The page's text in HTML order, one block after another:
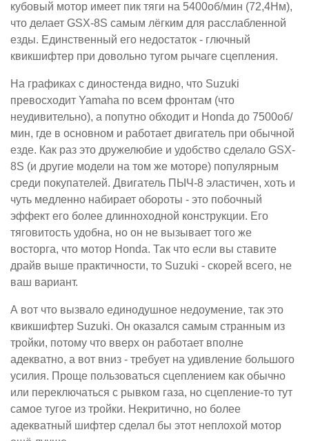
кубовый мотор имеет пик тяги на 5400об/мин (72,4Нм),
что делает GSX-8S самым лёгким для расслабленной
езды. Единственный его недостаток - глючный
квикшифтер при довольно тугом рычаге сцепления.
На графиках с диностенда видно, что Suzuki
превосходит Yamaha по всем фронтам (что
неудивительно), а попутно обходит и Honda до 7500об/
мин, где в основном и работает двигатель при обычной
езде. Как раз это дружелюбие и удобство сделало GSX-
8S (и другие модели на том же моторе) популярным
среди покупателей. Двигатель ПЫЧ-8 эластичен, хоть и
чуть медленно набирает обороты - это побочный
эффект его более длинноходной конструкции. Его
тяговитость удобна, но он не вызывает того же
восторга, что мотор Honda. Так что если вы ставите
драйв выше практичности, то Suzuki - скорей всего, не
ваш вариант.
А вот что вызвало единодушное недоумение, так это
квикшифтер Suzuki. Он оказался самым странным из
тройки, потому что вверх он работает вполне
адекватно, а вот вниз - требует на удивление большого
усилия. Проще пользоваться сцеплением как обычно
или переключаться с рывком газа, но сцепление-то тут
самое тугое из тройки. Некритично, но более
адекватный шифтер сделал бы этот неплохой мотор